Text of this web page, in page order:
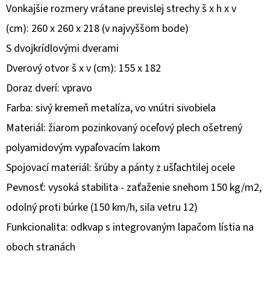
Vonkajšie rozmery vrátane previslej strechy š x h x v
(cm): 260 x 260 x 218 (v najvyššom bode)
S dvojkrídlovými dverami
Dverový otvor š x v (cm): 155 x 182
Doraz dverí: vpravo
Farba: sivý kremeň metalíza, vo vnútri sivobiela
Materiál: žiarom pozinkovaný oceľový plech ošetrený
polyamidovým vypaľovacím lakom
Spojovací materiál: šrúby a pánty z ušľachtilej ocele
Pevnosť: vysoká stabilita - zaťaženie snehom 150 kg/m2,
odolný proti búrke (150 km/h, sila vetru 12)
Funkcionalita: odkvap s integrovaným lapačom lístia na
oboch stranách
HĽADAŤ
O
D
P
O
R
Ú
Č
A
M
E